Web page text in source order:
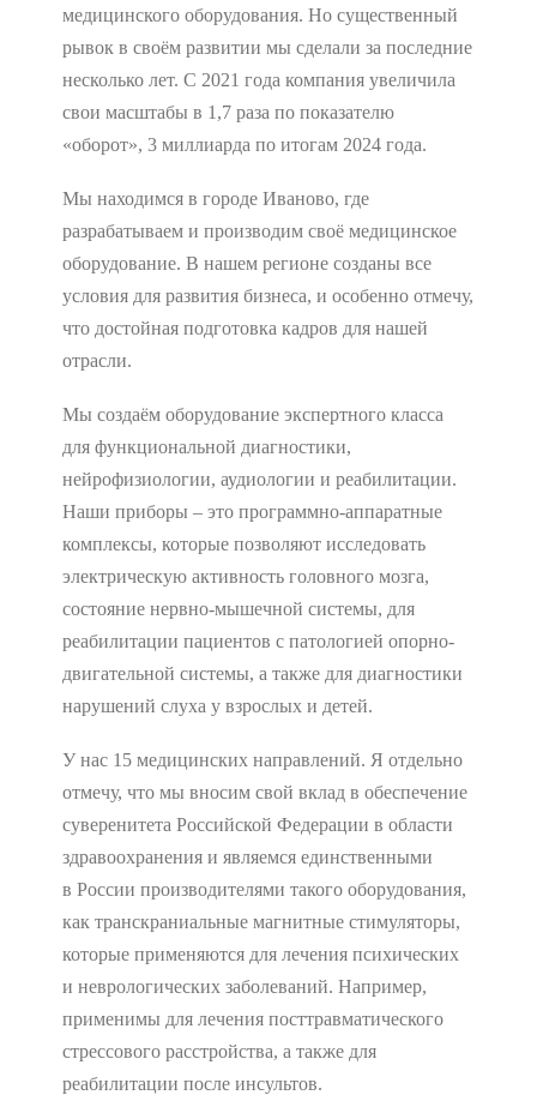
медицинского оборудования. Но существенный
рывок в своём развитии мы сделали за последние
несколько лет. С 2021 года компания увеличила
свои масштабы в 1,7 раза по показателю
«оборот», 3 миллиарда по итогам 2024 года.
Мы находимся в городе Иваново, где
разрабатываем и производим своё медицинское
оборудование. В нашем регионе созданы все
условия для развития бизнеса, и особенно отмечу,
что достойная подготовка кадров для нашей
отрасли.
Мы создаём оборудование экспертного класса
для функциональной диагностики,
нейрофизиологии, аудиологии и реабилитации.
Наши приборы – это программно-аппаратные
комплексы, которые позволяют исследовать
электрическую активность головного мозга,
состояние нервно-мышечной системы, для
реабилитации пациентов с патологией опорно-
двигательной системы, а также для диагностики
нарушений слуха у взрослых и детей.
У нас 15 медицинских направлений. Я отдельно
отмечу, что мы вносим свой вклад в обеспечение
суверенитета Российской Федерации в области
здравоохранения и являемся единственными
в России производителями такого оборудования,
как транскраниальные магнитные стимуляторы,
которые применяются для лечения психических
и неврологических заболеваний. Например,
применимы для лечения посттравматического
стрессового расстройства, а также для
реабилитации после инсультов.